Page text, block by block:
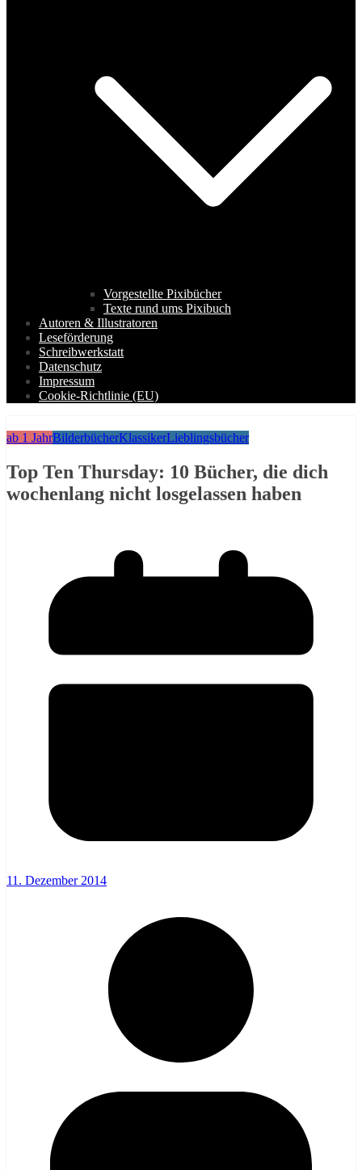
Vorgestellte Pixibücher
Texte rund ums Pixibuch
Autoren & Illustratoren
Leseförderung
Schreibwerkstatt
Datenschutz
Impressum
Cookie-Richtlinie (EU)
ab 1 JahrBilderbücherKlassikerLieblingsbücher
Top Ten Thursday: 10 Bücher, die dich
wochenlang nicht losgelassen haben
11. Dezember 2014